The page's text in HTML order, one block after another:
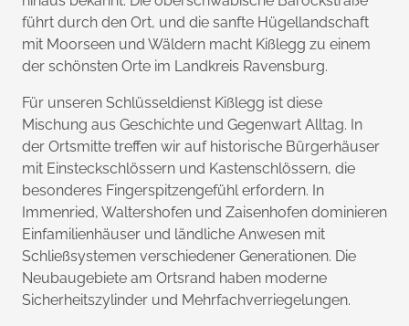
führt durch den Ort, und die sanfte Hügellandschaft
mit Moorseen und Wäldern macht Kißlegg zu einem
der schönsten Orte im Landkreis Ravensburg.
Für unseren Schlüsseldienst Kißlegg ist diese
Mischung aus Geschichte und Gegenwart Alltag. In
der Ortsmitte treffen wir auf historische Bürgerhäuser
mit Einsteckschlössern und Kastenschlössern, die
besonderes Fingerspitzengefühl erfordern. In
Immenried, Waltershofen und Zaisenhofen dominieren
Einfamilienhäuser und ländliche Anwesen mit
Schließsystemen verschiedener Generationen. Die
Neubaugebiete am Ortsrand haben moderne
Sicherheitszylinder und Mehrfachverriegelungen.